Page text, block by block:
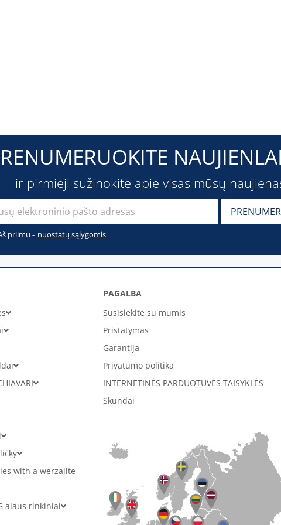
ir pirmieji sužinokite apie visas mūsų
priimu - nuostatų sąlygomis
with a werzalite
alaus rinkiniai
PAGALBA
Susisiekite su mumis
Pristatymas
Garantija
Privatumo politika
INTERNETINĖS PARDUOTUVĖS TAISYKLĖS
Skundai